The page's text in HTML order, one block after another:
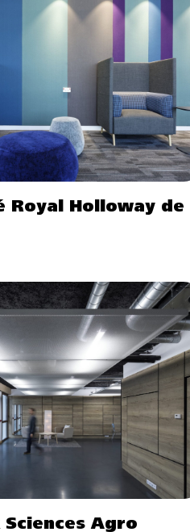
Royal Holloway de
Sciences Agro